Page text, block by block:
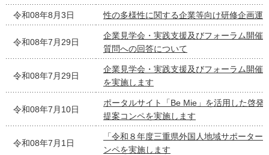
令和08年8月3日 性の多様性に関する企業等向け研修企画
令和08年7月29日
企業見学会・実践支援及びフォーラム開催
質問への回答について
令和08年7月29日
企業見学会・実践支援及びフォーラム開催
を実施します
令和08年7月10日
ポータルサイト「Be Mie」を活用した啓
提案コンペを実施します
令和08年7月1日
「令和８年度三重県外国人地域サポータ
ンペを実施します